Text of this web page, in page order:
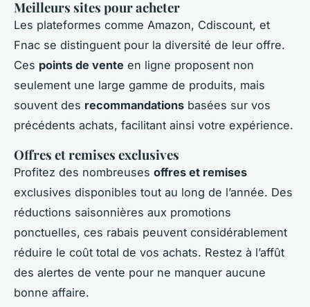
Meilleurs sites pour acheter
Les plateformes comme Amazon, Cdiscount, et
Fnac se distinguent pour la diversité de leur offre.
Ces points de vente en ligne proposent non
seulement une large gamme de produits, mais
souvent des recommandations basées sur vos
précédents achats, facilitant ainsi votre expérience.
Offres et remises exclusives
Profitez des nombreuses offres et remises
exclusives disponibles tout au long de l’année. Des
réductions saisonnières aux promotions
ponctuelles, ces rabais peuvent considérablement
réduire le coût total de vos achats. Restez à l’affût
des alertes de vente pour ne manquer aucune
bonne affaire.